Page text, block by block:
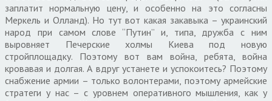
заплатит нормальную цену, и особенно на это согласны
Меркель и Олланд). Но тут вот какая закавыка – украинский
народ при самом слове “Путин” и, типа, дружба с ним
выровняет Печерские холмы Киева под новую
стройплощадку. Поэтому вот вам война, ребята, война
кровавая и долгая. А вдруг устанете и успокоитесь? Поэтому
снабжение армии – только волонтерами, поэтому армейские
стратеги у нас – с уровнем оперативного мышления, как у